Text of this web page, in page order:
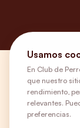
Usamos
En Club de
que nuestro
rendimiento,
relevantes.
preferencias.